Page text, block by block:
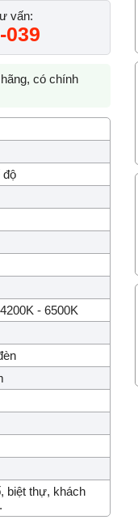
vấn:
039
có chính
độ
- 6500K
biệt thự, khách